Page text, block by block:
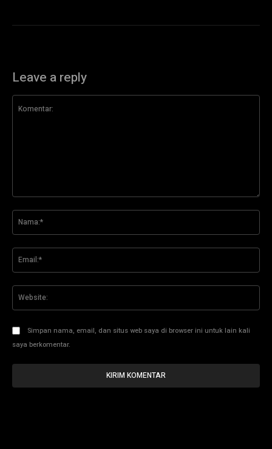
Leave a reply
Simpan nama, email, dan situs web saya di browser ini untuk lain kali
saya berkomentar.